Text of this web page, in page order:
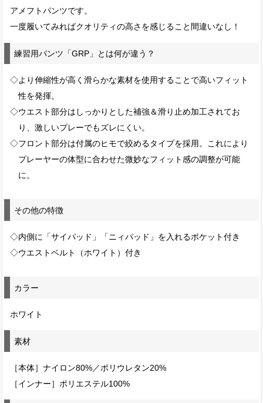
アメフトパンツです。
一度履いてみればクオリティの高さを感じること間違いなし！
練習用パンツ「GRP」とは何が違う？
◇より伸縮性が高く滑らかな素材を使用することで高いフィット
性を発揮。
◇ウエスト部分はしっかりとした補強＆滑り止め加工されてお
り、激しいプレーでもズレにくい。
◇フロント部分は付属のヒモで絞めるタイプを採用。これにより
プレーヤーの体型に合わせた微妙なフィット感の調整が可能
に。
その他の特徴
◇内側に「サイパッド」「ニィパッド」を入れるポケット付き
◇ウエストベルト（ホワイト）付き
カラー
ホワイト
素材
［本体］ナイロン80%／ポリウレタン20%
［インナー］ポリエステル100%